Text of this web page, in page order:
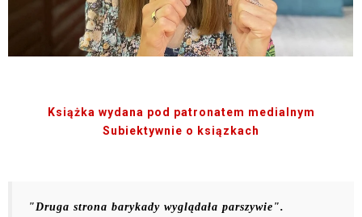
Książka wydana pod patronatem medialnym
Subiektywnie o ksiązkach
"Druga strona barykady wyglądała parszywie".